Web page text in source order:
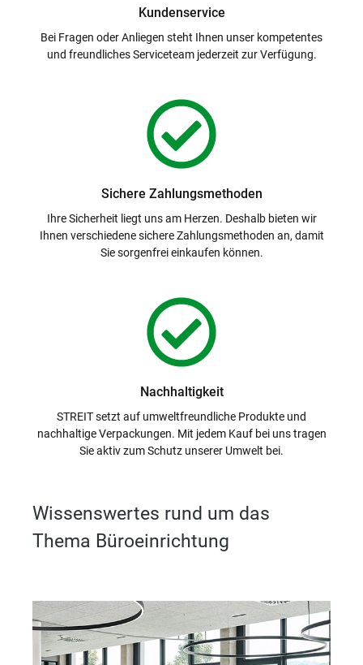
Kundenservice
Bei Fragen oder Anliegen steht Ihnen unser kompetentes
und freundliches Serviceteam jederzeit zur Verfügung.
Sichere Zahlungsmethoden
Ihre Sicherheit liegt uns am Herzen. Deshalb bieten wir
Ihnen verschiedene sichere Zahlungsmethoden an, damit
Sie sorgenfrei einkaufen können.
Nachhaltigkeit
STREIT setzt auf umweltfreundliche Produkte und
nachhaltige Verpackungen. Mit jedem Kauf bei uns tragen
Sie aktiv zum Schutz unserer Umwelt bei.
Wissenswertes rund um das
Thema Büroeinrichtung